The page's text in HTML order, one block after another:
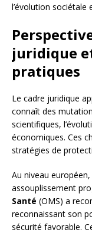
l’évolution
juridique
pratiques
Le cadre juridique
connaît des
scientifiques,
économiques. Ces
stratégies de
Au niveau
assouplissement
Santé (OMS) a
reconnaissant son
sécurité favorable.